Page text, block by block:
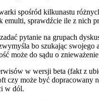
spośród kilkunastu
sprawdźcie ile z nich
pytanie na grupach
bo szukając
może do sądu o
w wersji beta (fakt z
może być dopracowany
w dól.